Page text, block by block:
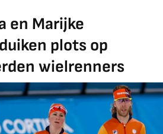
en Marijke
plots op
wielrenners